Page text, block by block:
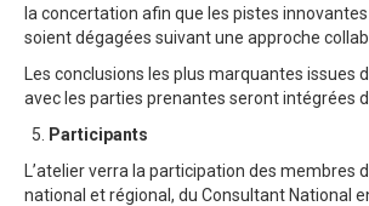
la concertation afin que les pistes
soient dégagées suivant une approche
Les conclusions les plus marquantes issues
avec les parties prenantes seront intégrées
Participants
L’atelier verra la participation des membres
national et régional, du Consultant National